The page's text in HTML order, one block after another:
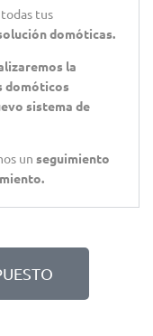
tus
domóticas.
la
domóticos
sistema de
un seguimiento